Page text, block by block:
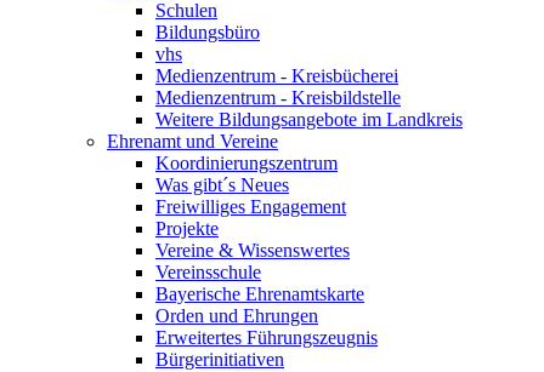
Schulen
Bildungsbüro
vhs
Medienzentrum - Kreisbücherei
Medienzentrum - Kreisbildstelle
Weitere Bildungsangebote im Landkreis
Ehrenamt und Vereine
Koordinierungszentrum
Was gibt´s Neues
Freiwilliges Engagement
Projekte
Vereine & Wissenswertes
Vereinsschule
Bayerische Ehrenamtskarte
Orden und Ehrungen
Erweitertes Führungszeugnis
Bürgerinitiativen